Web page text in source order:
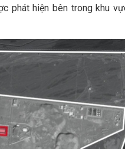
phát hiện bên trong khu